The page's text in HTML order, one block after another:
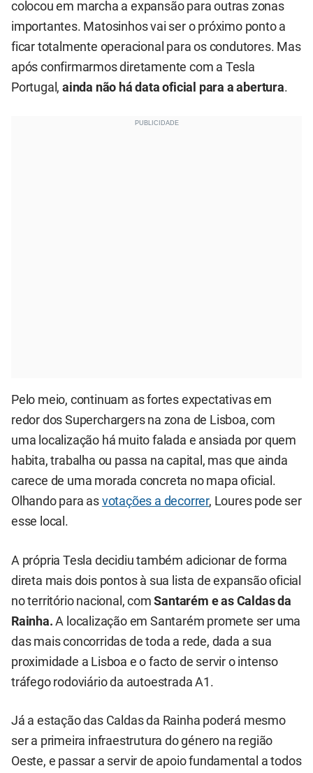
colocou em marcha a expansão para outras zonas
importantes. Matosinhos vai ser o próximo ponto a
ficar totalmente operacional para os condutores. Mas
após confirmarmos diretamente com a Tesla
Portugal,ainda não há data oficial para a abertura.
Pelo meio, continuam as fortes expectativas em
redor dos Superchargers na zona de Lisboa, com
uma localização há muito falada e ansiada por quem
habita, trabalha ou passa na capital, mas que ainda
carece de uma morada concreta no mapa oficial.
Olhando para as votações a decorrer, Loures pode ser
esse local.
A própria Tesla decidiu também adicionar de forma
direta mais dois pontos à sua lista de expansão oficial
no território nacional, comSantarém e as Caldas da
Rainha. A localização em Santarém promete ser uma
das mais concorridas de toda a rede, dada a sua
proximidade a Lisboa e o facto de servir o intenso
tráfego rodoviário da autoestrada A1.
Já a estação das Caldas da Rainha poderá mesmo
ser a primeira infraestrutura do género na região
Oeste, e passar a servir de apoio fundamental a todos